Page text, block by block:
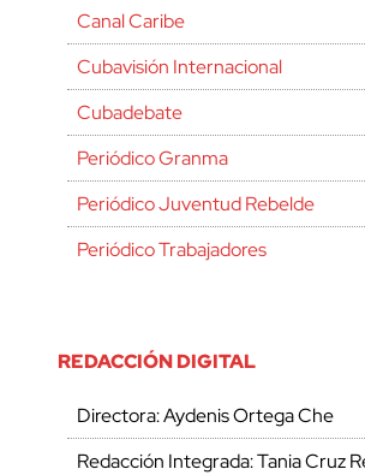
Canal Caribe
Cubavisión Internacional
Cubadebate
Periódico Granma
Periódico Juventud Rebelde
Periódico Trabajadores
REDACCIÓN DIGITAL
Directora: Aydenis Ortega Che
Redacción Integrada: Tania Cruz